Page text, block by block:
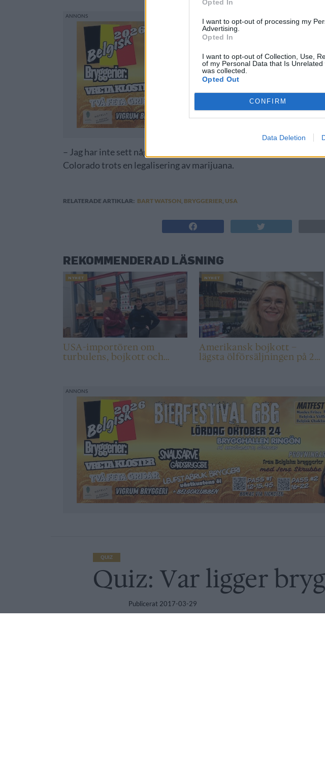
Opted In
I want to opt-out of processing my
Advertising.
Opted In
I want to opt-out of Collection, Use,
of my Personal Data that Is
was collected.
Opted Out
CONFIRM
Data Deletion
– Jag har inte sett några starka bevis för det, säger han och
Colorado trots en legalisering av marijuana.
RELATERADE ARTIKLAR: BART WATSON, BRYGGERIER, USA
REKOMMENDERAD LÄSNING
NYHET
USA-importören om
turbulens, bojkott och
NYHET
Amerikansk bojkott –
lägsta ölförsäljningen på 20
QUIZ
Quiz: Var ligger
Publicerat 2017-03-29